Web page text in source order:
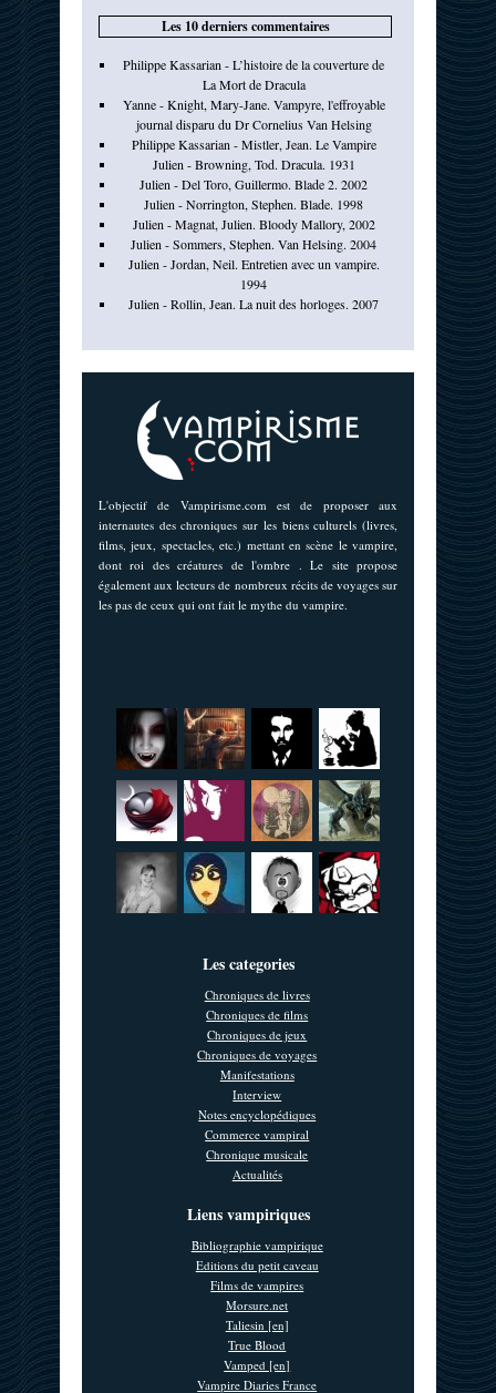
Les 10 derniers commentaires
Philippe Kassarian - L’histoire de la couverture de
La Mort de Dracula
Yanne - Knight, Mary-Jane. Vampyre, l'effroyable
journal disparu du Dr Cornelius Van Helsing
Philippe Kassarian - Mistler, Jean. Le Vampire
Julien - Browning, Tod. Dracula. 1931
Julien - Del Toro, Guillermo. Blade 2. 2002
Julien - Norrington, Stephen. Blade. 1998
Julien - Magnat, Julien. Bloody Mallory, 2002
Julien - Sommers, Stephen. Van Helsing. 2004
Julien - Jordan, Neil. Entretien avec un vampire.
1994
Julien - Rollin, Jean. La nuit des horloges. 2007
L'objectif de Vampirisme.com est de proposer aux
internautes des chroniques sur les biens culturels (livres,
films, jeux, spectacles, etc.) mettant en scène le vampire,
dont roi des créatures de l'ombre . Le site propose
également aux lecteurs de nombreux récits de voyages sur
les pas de ceux qui ont fait le mythe du vampire.
Les categories
Chroniques de livres
Chroniques de films
Chroniques de jeux
Chroniques de voyages
Manifestations
Interview
Notes encyclopédiques
Commerce vampiral
Chronique musicale
Actualités
Liens vampiriques
Bibliographie vampirique
Editions du petit caveau
Films de vampires
Morsure.net
Taliesin [en]
True Blood
Vamped [en]
Vampire Diaries France